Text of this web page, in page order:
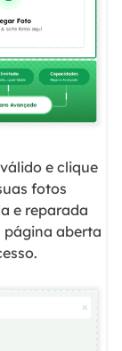
e clique
fotos
e reparada
página aberta